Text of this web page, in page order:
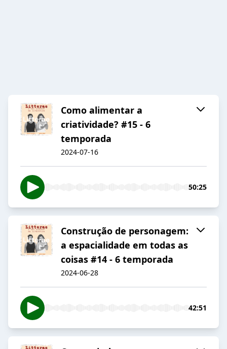
Como alimentar a
criatividade? #15 - 6
temporada
2024-07-16
50:25
Construção de personagem:
a espacialidade em todas as
coisas #14 - 6 temporada
2024-06-28
42:51